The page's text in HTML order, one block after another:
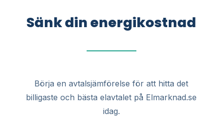
Sänk din energikostnad
Börja en avtalsjämförelse för att hitta det
billigaste och bästa elavtalet på Elmarknad.se
idag.